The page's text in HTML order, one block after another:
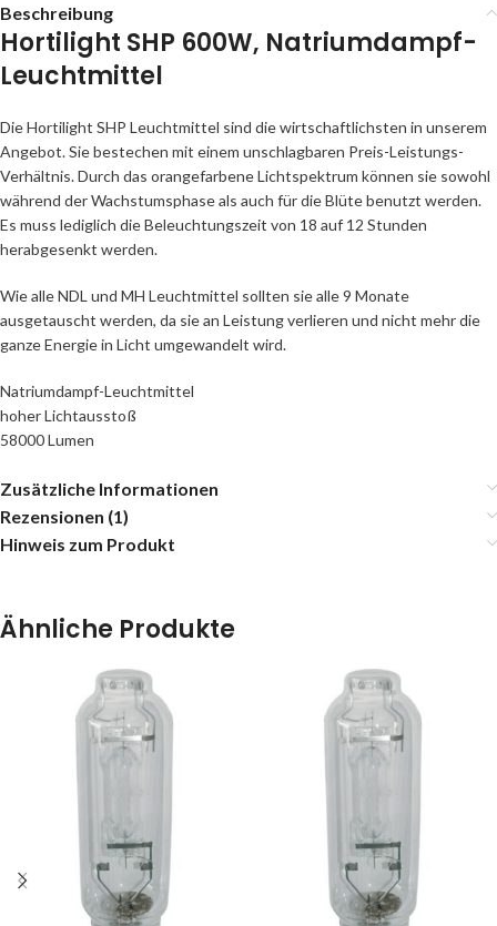
Beschreibung
Hortilight SHP 600W, Natriumdampf-
Leuchtmittel
Die Hortilight SHP Leuchtmittel sind die wirtschaftlichsten in unserem
Angebot. Sie bestechen mit einem unschlagbaren Preis-Leistungs-
Verhältnis. Durch das orangefarbene Lichtspektrum können sie sowohl
während der Wachstumsphase als auch für die Blüte benutzt werden.
Es muss lediglich die Beleuchtungszeit von 18 auf 12 Stunden
herabgesenkt werden.
Wie alle NDL und MH Leuchtmittel sollten sie alle 9 Monate
ausgetauscht werden, da sie an Leistung verlieren und nicht mehr die
ganze Energie in Licht umgewandelt wird.
Natriumdampf-Leuchtmittel
hoher Lichtausstoß
58000 Lumen
Zusätzliche Informationen
Rezensionen (1)
Hinweis zum Produkt
Ähnliche Produkte